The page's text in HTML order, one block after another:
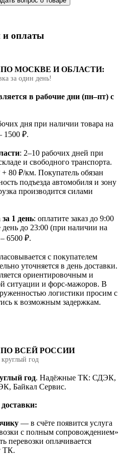
и оплаты
МОСКВЕ И ОБЛАСТИ:
за один день!
в рабочие дни (пн–пт) с
дня при наличии товара на
1500 ₽.
: 2–10 рабочих дней при
и свободного транспорта.
80 ₽/км. Покупатель обязан
подъезда автомобиля и зону
производится силами
1 день: оплатите заказ до 9:00
день до 23:00 (при наличии на
6500 ₽.
с покупателем
уточняется в день доставки.
ориентировочным и
ситуации и форс-мажоров. В
логистики просим с
к возможным задержкам.
ВСЕЙ РОССИИ
год
год. Надёжные ТК: СДЭК,
Байкал Сервис.
— в счёте появится услуга
с полным сопровождением»
перевозки оплачивается
ТК.